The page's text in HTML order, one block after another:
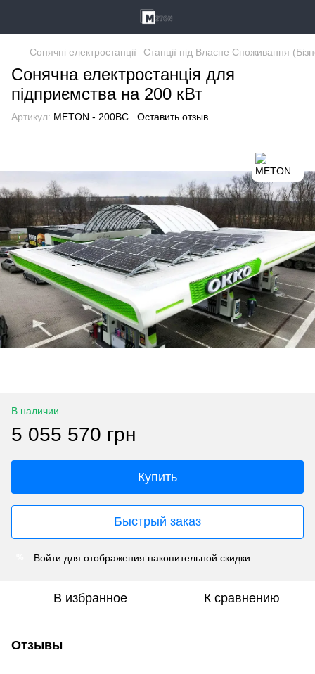
Сонячні електростанції Станції під Власне Споживання
Сонячна електростанція для
підприємства на 200 кВт
Артикул: METON - 200ВС Оставить отзыв
В наличии
5 055 570 грн
Купить
Быстрый заказ
Войти для отображения накопительной скидки
В избранное К сравнению
Отзывы